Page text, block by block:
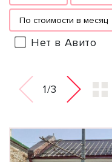
По стоимости в месяц
Нет в Авито
1/3